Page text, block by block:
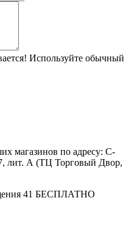
Используйте обычный
магазинов по адресу: С-
лит. А (ТЦ Торговый Двор,
41 БЕСПЛАТНО